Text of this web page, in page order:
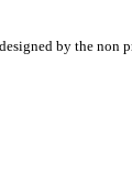
by the non